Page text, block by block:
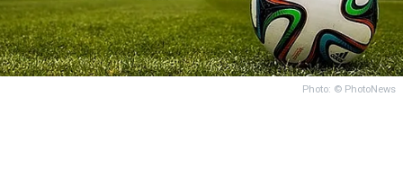
Photo: © PhotoNews